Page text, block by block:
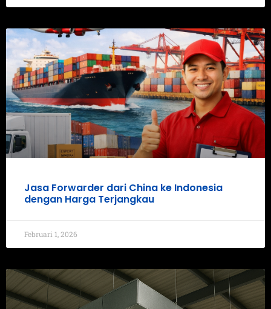
Jasa Forwarder dari China ke Indonesia
dengan Harga Terjangkau
Februari 1, 2026